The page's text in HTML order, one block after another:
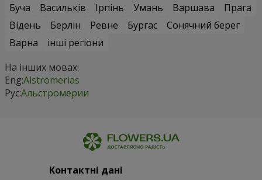
Буча
Васильків Ірпінь Умань Варшава
Прага
Відень
Берлін Ревне Бургас
Сонячний берег
Варна
інші регіони
На інших мовах:
Eng:Alstromerias
Рус:Альстромерии
Контактні дані